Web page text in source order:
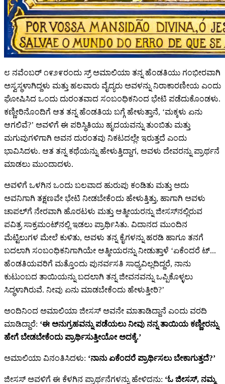
೮ ನವೆಂಬರ್ ೧೯೨೯ರಂದು ಸ್ರ್ ಅಮಾಲಿಯಾ ತನ್ನ ಹೆಂಡತಿಯು ಗಂಭೀರವಾಗಿ
ಅಸ್ವಸ್ಥಳಾಗಿದ್ದಳು ಮತ್ತು ಹಲವಾರು ವೈದ್ಯರು ಅವಳನ್ನು ನಿರಾಕಾರಣೀಯ ಎಂದು
ಘೋಷಿಸಿದ ಒಂದು ದುರಂತವಾದ ಸಂಬಂಧಿಕನಿಂದ ಭೇಟಿ ಪಡೆದುಕೊಂಡಳು.
ಕಣ್ಣೀರಿನೊಂದಿಗೆ ಆತ ತನ್ನ ಹೆಂಡತಿಯ ಬಗ್ಗೆ ಹೇಳುತ್ತಾನೆ, ‘ಮಕ್ಕಳು ಏನು
ಆಗಲಿವೆ?’ ಅವಳಿಗೆ ಈ ಪರಿಸ್ಥಿತಿಯು ಹೃದಯವನ್ನು ತುಂಬಿತು ಮತ್ತು
ಮಗುವುಗಳಿಗಾಗಿ ಅವನ ದುರಂತವು ನಿಕಟದಲ್ಲೇ ಇರುತ್ತದೆ ಎಂದು
ಭಾವಿಸಿದಳು. ಆತ ತನ್ನ ಕಥೆಯನ್ನು ಹೇಳುತ್ತಿದ್ದಾಗ, ಅವಳು ದೇವರನ್ನು ಪ್ರಾರ್ಥನೆ
ಮಾಡಲು ಮುಂದಾದಳು.
ಅವಳಿಗೆ ಒಳಗಿನ ಒಂದು ಬಲವಾದ ಹುರುಪು ಕಂಡಿತು ಮತ್ತು ಅದು
ಅವನಿಗಾಗಿ ತಕ್ಷಣವೇ ಭೇಟಿ ನೀಡಬೇಕೆಂದು ಹೇಳುತ್ತಿತ್ತು, ಹಾಗಾಗಿ ಅವಳು
ಚಾಪಲ್‌ಗೆ ನೇರವಾಗಿ ಹೊರಟಳು ಮತ್ತು ಆತ್ಮೀಯರನ್ನು ಜೀಸಸ್‌ನಲ್ಲಿರುವ
ಪವಿತ್ರ ಸಾಕ್ರಮಂಟ್‌ನಲ್ಲಿ ಇಡಲು ಪ್ರಾರ್ಥಿಸಿತು. ವಿದಾನದ ಮುಂದಿನ
ಮೆಟ್ಟಿಲುಗಳ ಮೇಲೆ ಕುಳಿತು, ಅವಳು ತನ್ನ ಕೈಗಳನ್ನು ಹರಡಿ ಹಾಗೂ ತನಗೆ
ಬದಲಾಗಿ ಸಂಬಂಧಿಕನಿಗಾಗಿಯೇ ಆತ್ಮೀಯರನ್ನು ನೀಡುತ್ತಾಳೆ ‘ಏಕೆಂದರೆ ಟ್...
ಹೆಂಡತಿಯವರಿಗೆ ಮತ್ತೊಂದು ಪುನರ್ವಸತಿ ಸಾಧ್ಯವಿಲ್ಲದಿದ್ದರೆ, ನಾನು
ಕುಟುಂಬದ ತಾಯಿಯನ್ನು ಬದಲಾಗಿ ತನ್ನ ಜೀವನವನ್ನು ಒಪ್ಪಿಕೊಳ್ಳಲು
ಸಿದ್ಧಳಾಗಿರುವೆ. ನೀವು ಏನು ಮಾಡಬೇಕೆಂದು ಹೇಳುತ್ತೀರಿ?’
ಅಂದಿನಿಂದ ಅಮಾಲಿಯಾ ಜೀಸಸ್ ಅವನೇ ಮಾತಾಡಿದ್ದಾನೆ ಎಂದು ವರದಿ
ಮಾಡಿದ್ದಾರೆ: ‘ಈ ಅನುಗ್ರಹವನ್ನು ಪಡೆಯಲು ನೀವು ನನ್ನ ತಾಯಿಯ ಕಣ್ಣೀರನ್ನು
ಹೇಗೆ ಬೇಡಬೇಕೆಂದು ಪ್ರಾರ್ಥಿಸುತ್ತೀಯೋ ಅದಕ್ಕೆ.’
ಅಮಾಲಿಯಾ ವಿನಂತಿಸಿದಳು: ‘ನಾನು ಏಕೆಂದರೆ ಪ್ರಾರ್ಥಿಸಲು ಬೇಕಾಗುತ್ತದೆ?’
ಜೀಸಸ್ ಅವಳಿಗೆ ಈ ಕೆಳಗಿನ ಪ್ರಾರ್ಥನೆಗಳನ್ನು ಹೇಳಿದನು: ‘ಓ ಜೀಸಸ್, ನಮ್ಮ